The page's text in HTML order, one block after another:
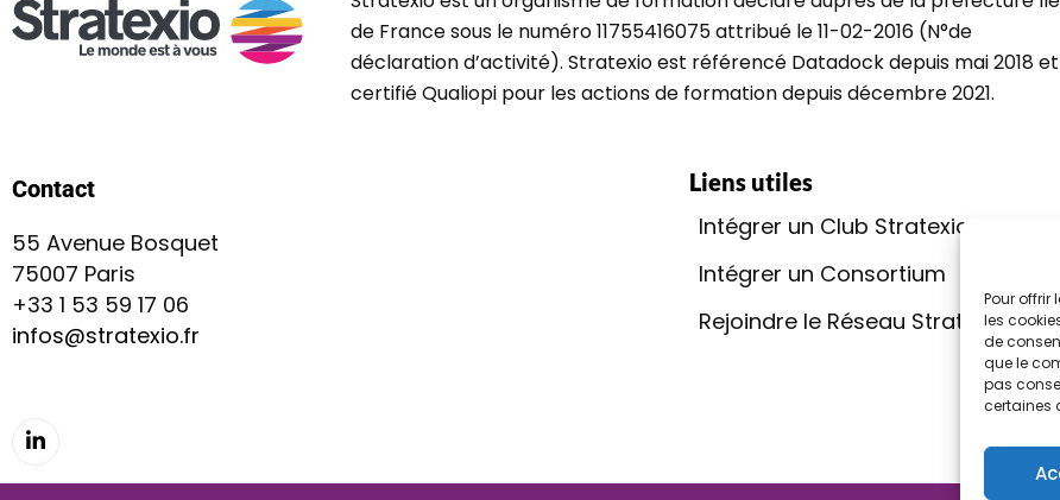
Pour offrir
les
de
que le
pas
certaines
de France sous le numéro 11755416075 attribué le 11-02-2016 (N°de
déclaration d’activité). Stratexio est référencé Datadock depuis mai 2018 et
certifié Qualiopi pour les actions de formation depuis décembre 2021.
Contact
55 Avenue Bosquet
75007 Paris
+33 1 53 59 17 06
infos@stratexio.fr
Liens utiles
Intégrer un Club Stratexio
Intégrer un Consortium
Rejoindre le Réseau Stratexio